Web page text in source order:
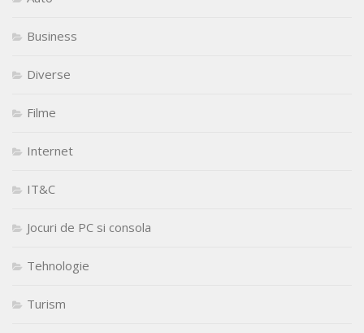
Business
Diverse
Filme
Internet
IT&C
Jocuri de PC si consola
Tehnologie
Turism